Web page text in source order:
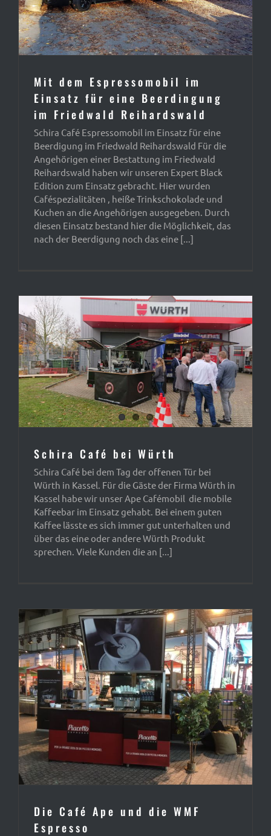
Mit dem Espressomobil im
Einsatz für eine Beerdingung
im Friedwald Reihardswald
Schira Café Espressomobil im Einsatz für eine
Beerdigung im Friedwald Reihardswald Für die
Angehörigen einer Bestattung im Friedwald
Reihardswald haben wir unseren Expert Black
Edition zum Einsatz gebracht. Hier wurden
Caféspezialitäten , heiße Trinkschokolade und
Kuchen an die Angehörigen ausgegeben. Durch
diesen Einsatz bestand hier die Möglichkeit, das
nach der Beerdigung noch das eine [...]
Schira Café bei Würth
Schira Café bei dem Tag der offenen Tür bei
Würth in Kassel. Für die Gäste der Firma Würth in
Kassel habe wir unser Ape Cafémobil die mobile
Kaffeebar im Einsatz gehabt. Bei einem guten
Kaffee lässte es sich immer gut unterhalten und
über das eine oder andere Würth Produkt
sprechen. Viele Kunden die an [...]
Die Café Ape und die WMF
Espresso